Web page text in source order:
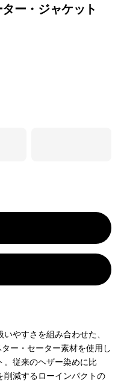
ー・ジャケット
やすさを組み合わせた、
ー・セーター素材を使用し
。従来のヘザー染めに比
削減するローインパクトの